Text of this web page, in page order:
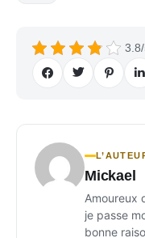
Mickael
Amoureux
je passe
bonne